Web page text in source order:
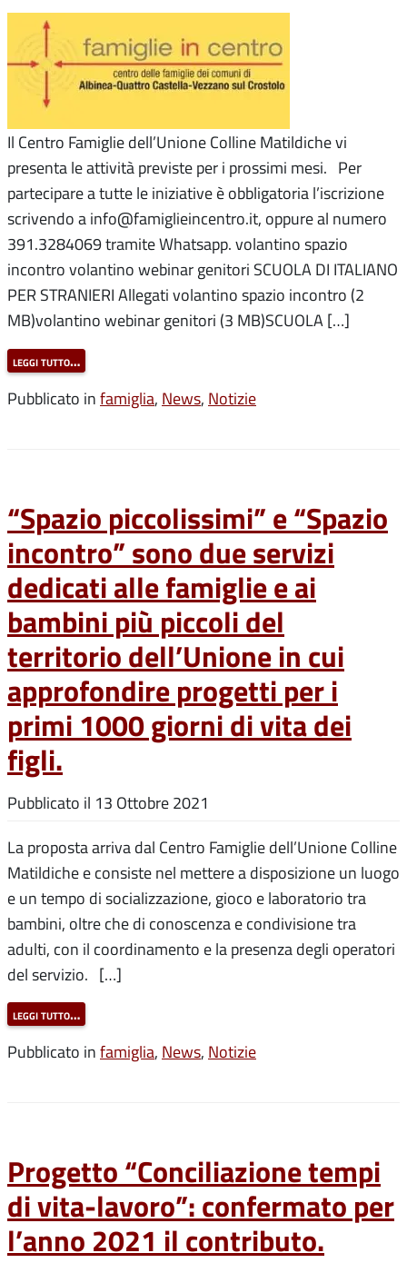
Il Centro Famiglie dell’Unione Colline Matildiche vi
presenta le attività previste per i prossimi mesi. Per
partecipare a tutte le iniziative è obbligatoria l’iscrizione
scrivendo a info@famiglieincentro.it, oppure al numero
391.3284069 tramite Whatsapp. volantino spazio
incontro volantino webinar genitori SCUOLA DI ITALIANO
PER STRANIERI Allegati volantino spazio incontro (2
MB)volantino webinar genitori (3 MB)SCUOLA […]
leggi tutto…
Pubblicato in famiglia, News, Notizie
“Spazio piccolissimi” e “Spazio
incontro” sono due servizi
dedicati alle famiglie e ai
bambini più piccoli del
territorio dell’Unione in cui
approfondire progetti per i
primi 1000 giorni di vita dei
figli.
Pubblicato il 13 Ottobre 2021
La proposta arriva dal Centro Famiglie dell’Unione Colline
Matildiche e consiste nel mettere a disposizione un luogo
e un tempo di socializzazione, gioco e laboratorio tra
bambini, oltre che di conoscenza e condivisione tra
adulti, con il coordinamento e la presenza degli operatori
del servizio. […]
leggi tutto…
Pubblicato in famiglia, News, Notizie
Progetto “Conciliazione tempi
di vita-lavoro”: confermato per
l’anno 2021 il contributo.